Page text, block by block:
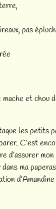
pas
et chou
les petits
C’est
d’assurer
ma